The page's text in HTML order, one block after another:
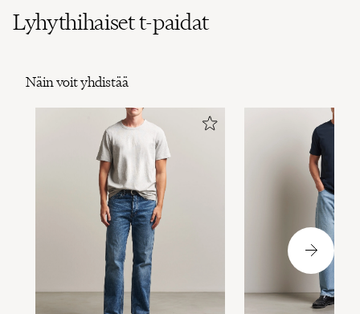
Lyhythihaiset t-paidat
Näin voit yhdistää